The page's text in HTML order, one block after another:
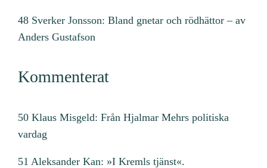
48 Sverker Jonsson: Bland gnetar och rödhättor – av
Anders Gustafson
Kommenterat
50 Klaus Misgeld: Från Hjalmar Mehrs politiska
vardag
51 Aleksander Kan: »I Kremls tjänst«.